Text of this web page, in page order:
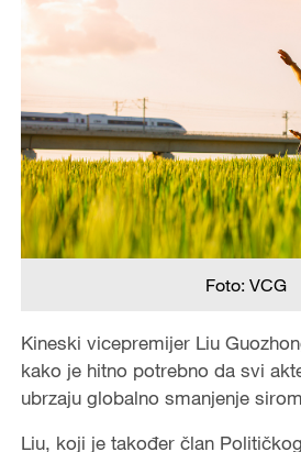
Foto: VCG
Kineski vicepremijer Liu
kako je hitno potrebno da svi
ubrzaju globalno smanjenje
Liu, koji je također član